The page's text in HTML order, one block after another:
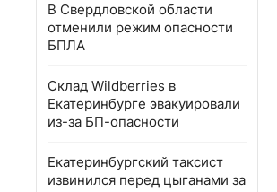
В Свердловской области
отменили режим опасности
БПЛА
Склад Wildberries в
Екатеринбурге эвакуировали
из-за БП-опасности
Екатеринбургский таксист
извинился перед цыганами за